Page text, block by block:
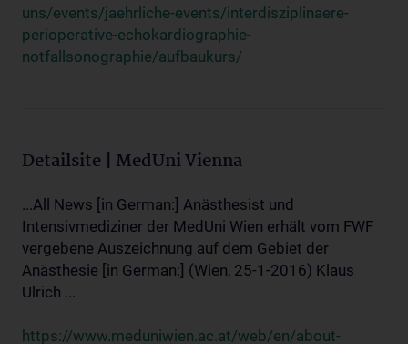
uns/events/jaehrliche-events/interdisziplinaere-
perioperative-echokardiographie-
notfallsonographie/aufbaukurs/
Detailsite | MedUni Vienna
...All News [in German:] Anästhesist und
Intensivmediziner der MedUni Wien erhält vom FWF
vergebene Auszeichnung auf dem Gebiet der
Anästhesie [in German:] (Wien, 25-1-2016) Klaus
Ulrich ...
https://www.meduniwien.ac.at/web/en/about-